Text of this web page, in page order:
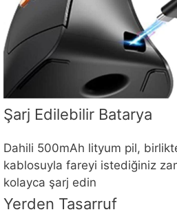
Şarj Edilebilir Batarya
Dahili 500mAh lityum pil,
kablosuyla fareyi istediğiniz
kolayca şarj edin
Yerden Tasarruf